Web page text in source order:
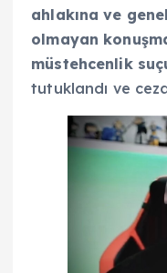
ahlakına ve
olmayan
müstehcenlik
tutuklandı ve